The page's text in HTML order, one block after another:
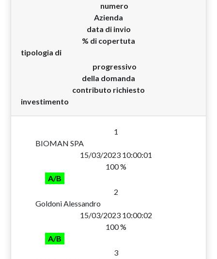
numero
Azienda
data di invio
% di copertuta
tipologia di
progressivo
della domanda
contributo richiesto
investimento
1
BIOMAN SPA
15/03/2023 10:00:01
100 %
A/B
2
Goldoni Alessandro
15/03/2023 10:00:02
100 %
A/B
3